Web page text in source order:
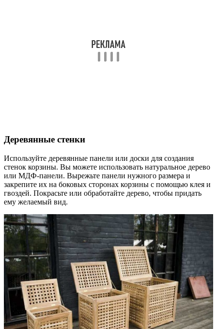
Деревянные стенки
Используйте деревянные панели или доски для создания
стенок корзины. Вы можете использовать натуральное дерево
или МДФ-панели. Вырежьте панели нужного размера и
закрепите их на боковых сторонах корзины с помощью клея и
гвоздей. Покрасьте или обработайте дерево, чтобы придать
ему желаемый вид.